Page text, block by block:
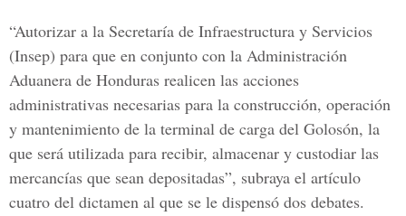
“Autorizar a la Secretaría de Infraestructura y Servicios
(Insep) para que en conjunto con la Administración
Aduanera de Honduras realicen las acciones
administrativas necesarias para la construcción, operación
y mantenimiento de la terminal de carga del Golosón, la
que será utilizada para recibir, almacenar y custodiar las
mercancías que sean depositadas”, subraya el artículo
cuatro del dictamen al que se le dispensó dos debates.